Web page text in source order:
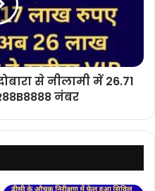
से नीलामी में 26.71
नंबर